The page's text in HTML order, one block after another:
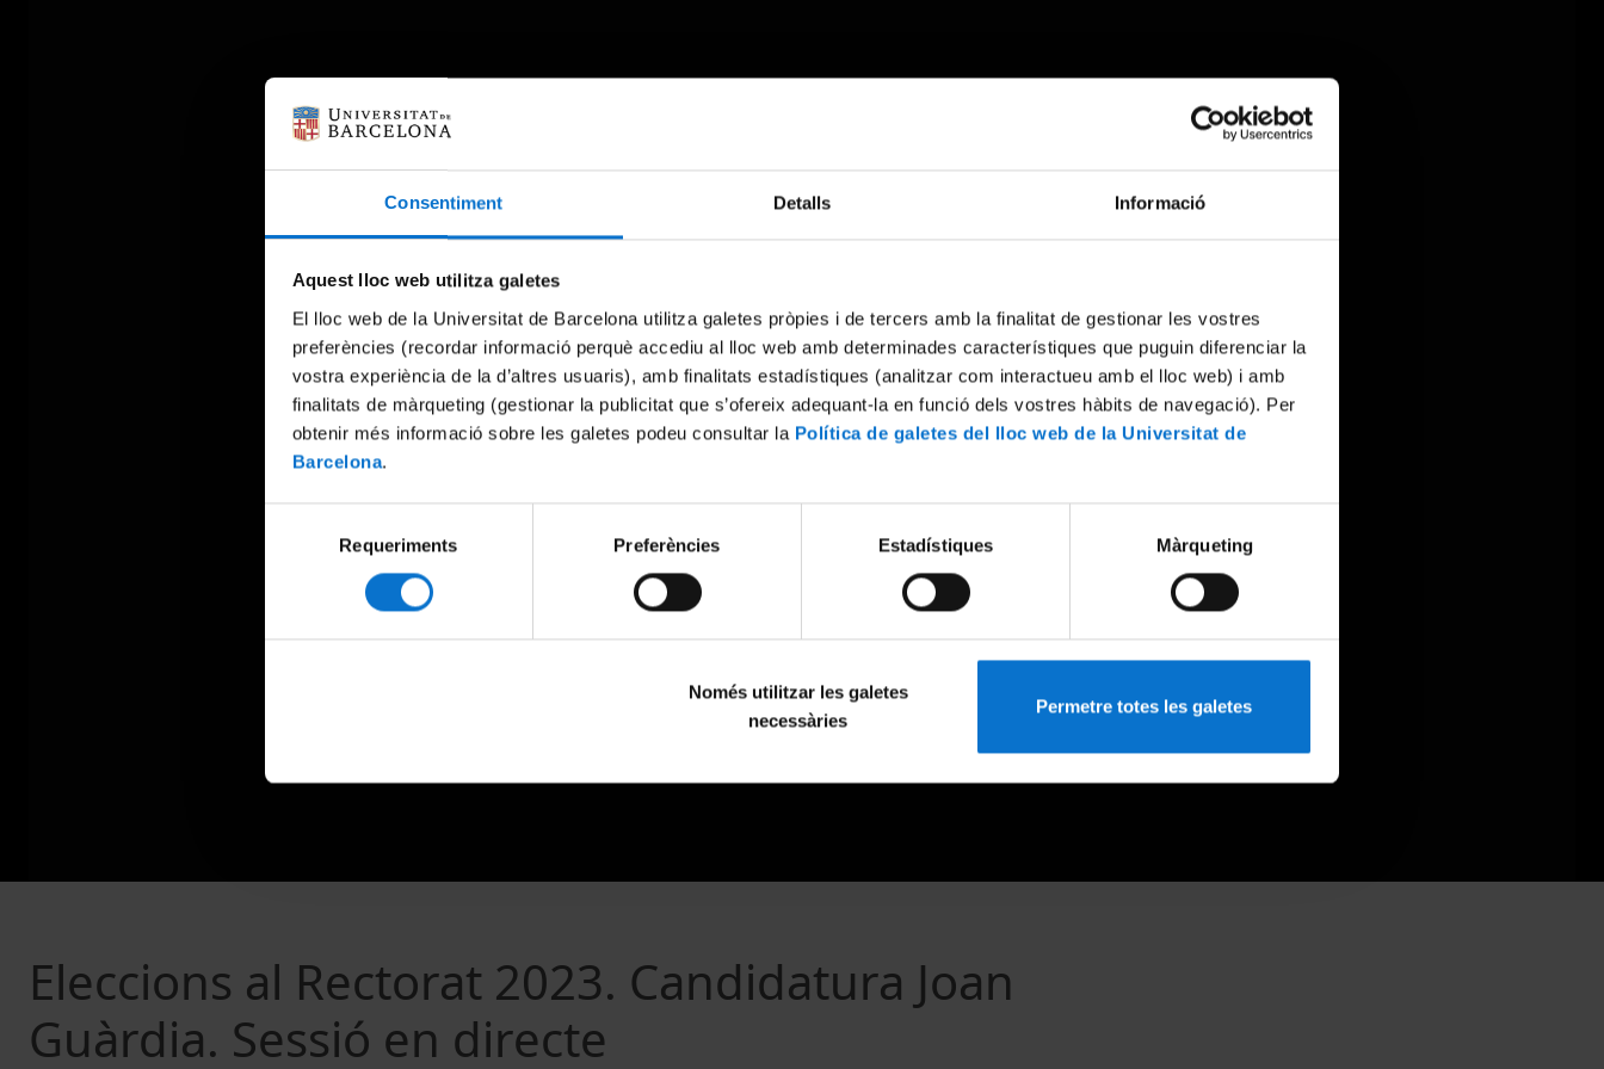
Consentiment Detalls Informació
Aquest lloc web utilitza galetes
El lloc web de la Universitat de Barcelona utilitza galetes pròpies i de tercers amb la finalitat de gestionar les vostres
preferències (recordar informació perquè accediu al lloc web amb determinades característiques que puguin diferenciar la
vostra experiència de la d’altres usuaris), amb finalitats estadístiques (analitzar com interactueu amb el lloc web) i amb
finalitats de màrqueting (gestionar la publicitat que s’ofereix adequant-la en funció dels vostres hàbits de navegació). Per
obtenir més informació sobre les galetes podeu consultar la Política de galetes del lloc web de la Universitat de
Barcelona.
consentiment
Requeriments Preferències Estadístiques Màrqueting
Només utilitzar les galetes
necessàries
Permetre totes les galetes
Something went wrong
An error occurred, please try again later.
Try again
Eleccions al Rectorat 2023. Candidatura Joan
Guàrdia. Sessió en directe